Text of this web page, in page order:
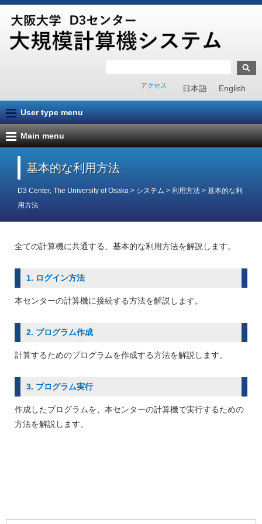
日本語 English
アクセス
User type menu
Main menu
基本的な利用方法
D3 Center, The University of Osaka > システム > 利用方法 > 基本的な利
用方法
全ての計算機に共通する、基本的な利用方法を解説します。
1. ログイン方法
本センターの計算機に接続する方法を解説します。
2. プログラム作成
計算するためのプログラムを作成する方法を解説します。
3. プログラム実行
作成したプログラムを、本センターの計算機で実行するための
方法を解説します。